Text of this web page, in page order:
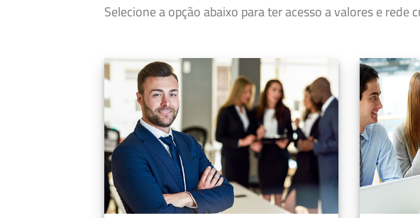
Selecione a opção abaixo para ter acesso a valores e